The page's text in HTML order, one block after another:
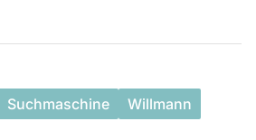
Suchmaschine Willmann